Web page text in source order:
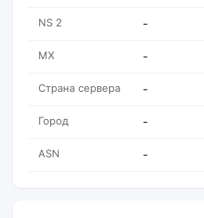
NS 2 -
MX -
Страна сервера -
Город -
ASN -